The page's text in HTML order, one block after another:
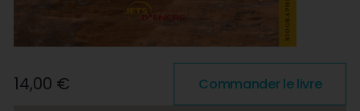
14,00 € Commander le livre